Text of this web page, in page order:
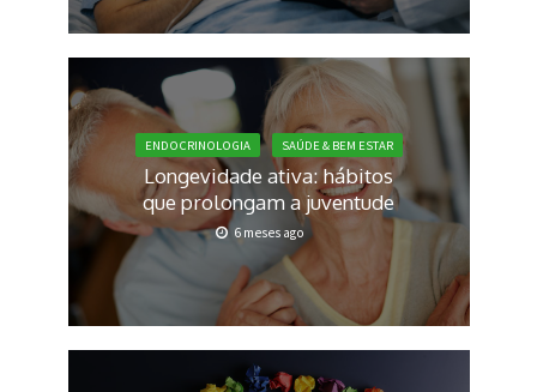
ENDOCRINOLOGIA SAÚDE & BEM ESTAR
Longevidade ativa: hábitos
que prolongam a juventude
6 meses ago